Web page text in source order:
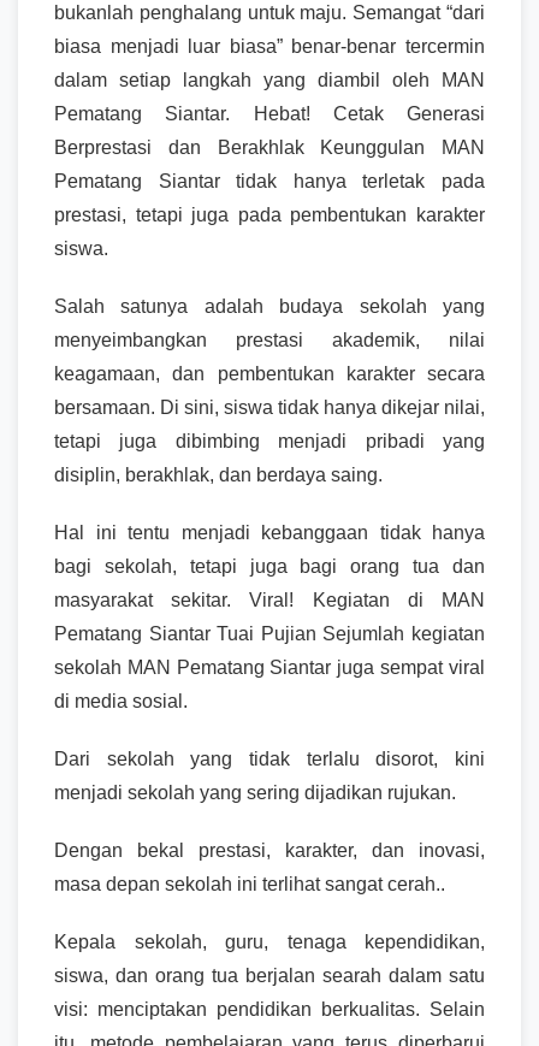
bukanlah penghalang untuk maju. Semangat “dari
biasa menjadi luar biasa” benar-benar tercermin
dalam setiap langkah yang diambil oleh MAN
Pematang Siantar. Hebat! Cetak Generasi
Berprestasi dan Berakhlak Keunggulan MAN
Pematang Siantar tidak hanya terletak pada
prestasi, tetapi juga pada pembentukan karakter
siswa.
Salah satunya adalah budaya sekolah yang
menyeimbangkan prestasi akademik, nilai
keagamaan, dan pembentukan karakter secara
bersamaan. Di sini, siswa tidak hanya dikejar nilai,
tetapi juga dibimbing menjadi pribadi yang
disiplin, berakhlak, dan berdaya saing.
Hal ini tentu menjadi kebanggaan tidak hanya
bagi sekolah, tetapi juga bagi orang tua dan
masyarakat sekitar. Viral! Kegiatan di MAN
Pematang Siantar Tuai Pujian Sejumlah kegiatan
sekolah MAN Pematang Siantar juga sempat viral
di media sosial.
Dari sekolah yang tidak terlalu disorot, kini
menjadi sekolah yang sering dijadikan rujukan.
Dengan bekal prestasi, karakter, dan inovasi,
masa depan sekolah ini terlihat sangat cerah..
Kepala sekolah, guru, tenaga kependidikan,
siswa, dan orang tua berjalan searah dalam satu
visi: menciptakan pendidikan berkualitas. Selain